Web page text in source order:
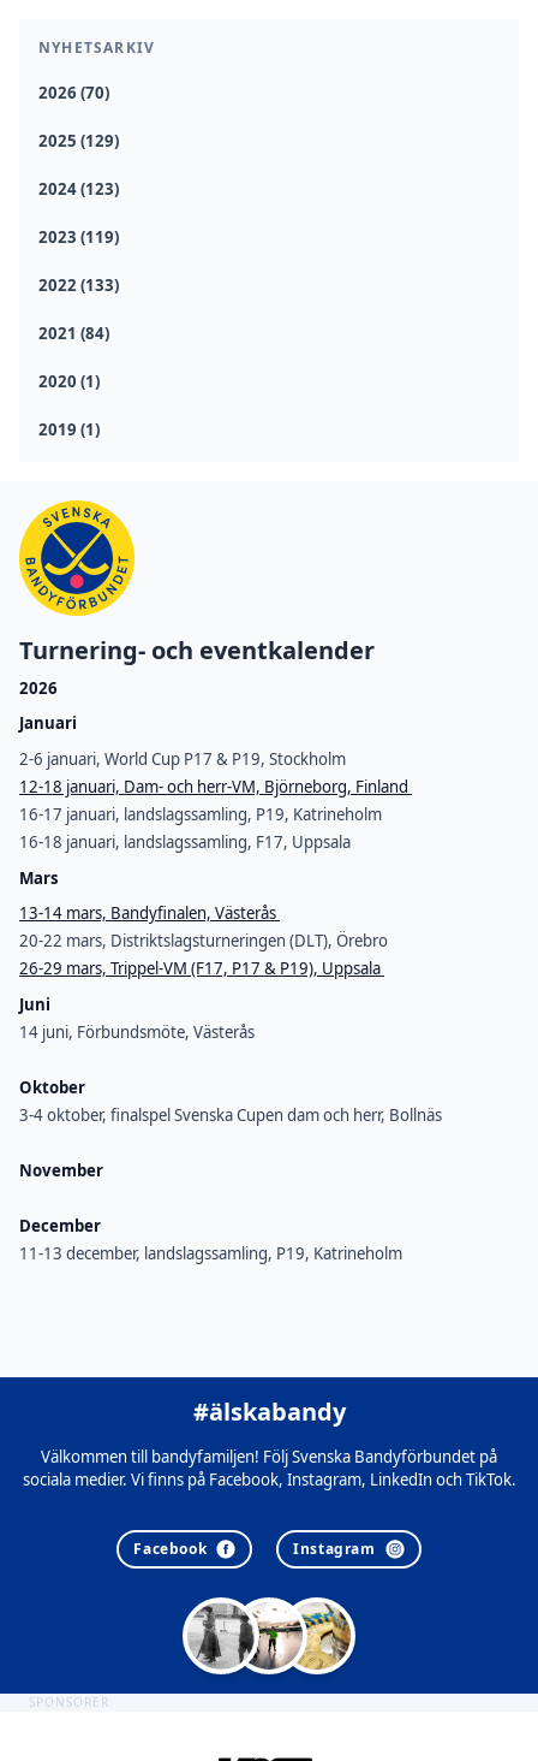
NYHETSARKIV
2026 (70)
2025 (129)
2024 (123)
2023 (119)
2022 (133)
2021 (84)
2020 (1)
2019 (1)
Turnering- och eventkalender
2026
Januari
2-6 januari, World Cup P17 & P19, Stockholm
12-18 januari, Dam- och herr-VM, Björneborg, Finland
16-17 januari, landslagssamling, P19, Katrineholm
16-18 januari, landslagssamling, F17, Uppsala
Mars
13-14 mars, Bandyfinalen, Västerås
20-22 mars, Distriktslagsturneringen (DLT), Örebro
26-29 mars, Trippel-VM (F17, P17 & P19), Uppsala
Juni
14 juni, Förbundsmöte, Västerås
Oktober
3-4 oktober, finalspel Svenska Cupen dam och herr, Bollnäs
November
December
11-13 december, landslagssamling, P19, Katrineholm
#älskabandy
Välkommen till bandyfamiljen! Följ Svenska Bandyförbundet på
sociala medier. Vi finns på Facebook, Instagram, LinkedIn och TikTok.
Facebook Instagram
SPONSORER